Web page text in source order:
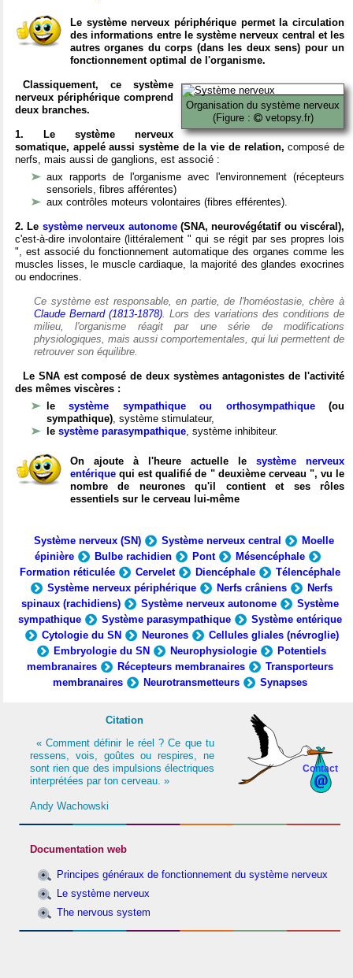
Le système nerveux périphérique permet la circulation
des informations entre le système nerveux central et les
autres organes du corps (dans les deux sens) pour un
fonctionnement optimal de l'organisme.
Organisation du système nerveux
(Figure :
vetopsy.fr)
Classiquement, ce système
nerveux périphérique comprend
deux branches.
1. Le système nerveux
somatique, appelé aussi système de la vie de relation, composé de
nerfs, mais aussi de ganglions, est associé :
aux rapports de l'organisme avec l'environnement (récepteurs
sensoriels, fibres afférentes)
aux contrôles moteurs volontaires (fibres efférentes).
2. Le système nerveux autonome(SNA, neurovégétatif ou viscéral),
c'est-à-dire involontaire (littéralement " qui se régit par ses propres lois
", est associé du fonctionnement automatique des organes comme les
muscles lisses, le muscle cardiaque, la majorité des glandes exocrines
ou endocrines.
Ce système est responsable, en partie, de l'homéostasie, chère à
Claude Bernard (1813-1878). Lors des variations des conditions de
milieu, l'organisme réagit par une série de modifications
physiologiques, mais aussi comportementales, qui lui permettent de
retrouver son équilibre.
Le SNA est composé de deux systèmes antagonistes de l'activité
des mêmes viscères :
lesystème sympathique ou orthosympathique(ou
sympathique), système stimulateur,
le système parasympathique, système inhibiteur.
On ajoute à l'heure actuelle le système nerveux
entérique qui est qualifié de " deuxième cerveau ", vu le
nombre de neurones qu'il contient et ses rôles
essentiels sur le cerveau lui-même
Système nerveux (SN) Système nerveux central
Moelle
épinière
Bulbe rachidien Pont
Mésencéphale
Formation réticulée
Cervelet Diencéphale
Télencéphale
Système nerveux périphérique
Nerfs crâniens
Nerfs
spinaux (rachidiens)
Système nerveux autonome
Système
sympathique
Système parasympathique
Système entérique
Cytologie du SN
Neurones
Cellules gliales (névroglie)
Embryologie du SN
Neurophysiologie
Potentiels
membranaires
Récepteurs membranaires
Transporteurs
membranaires
Neurotransmetteurs Synapses
Contact
Citation
« Comment définir le réel ? Ce que tu
ressens, vois, goûtes ou respires, ne
sont rien que des impulsions électriques
interprétées par ton cerveau. »
Andy Wachowski
Documentation web
Principes généraux de fonctionnement du système nerveux
Le système nerveux
The nervous system